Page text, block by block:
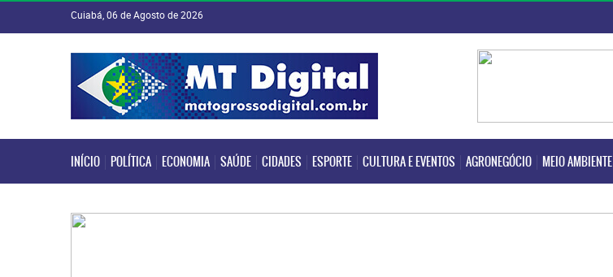
Cuiabá, 06 de Agosto de 2026
INÍCIO POLÍTICA ECONOMIA SAÚDE CIDADES ESPORTE CULTURA E EVENTOS AGRONEGÓCIO MEIO AMBIENTE
INÍCIO POLÍTICA ECONOMIA